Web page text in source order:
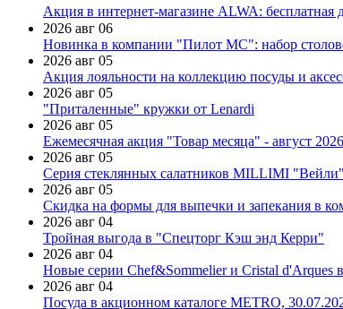
Акция в интернет-магазине ALWA: бесплатная
2026 авг 06
Новинка в компании "Пилот МС": набор
2026 авг 05
Акция лояльности на коллекцию посуды и
2026 авг 05
"Приталенные" кружки от Lenardi
2026 авг 05
Ежемесячная акция "Товар месяца" - август
2026 авг 05
Серия стеклянных салатников MILLIMI
2026 авг 05
Скидка на формы для выпечки и запекания в
2026 авг 04
Тройная выгода в "Спецторг Кэш энд Керри"
2026 авг 04
Новые серии Chef&Sommelier и Cristal d'Arques
2026 авг 04
Посуда в акционном каталоге METRO,